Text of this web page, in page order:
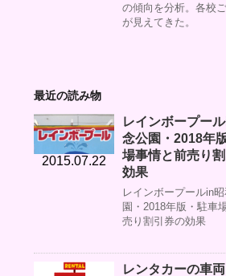
の傾向を分析。各校
が見えてきた。
最近の読み物
2015.07.22
レインボープー
念公園・2018年
場事情と前売り
効果
レインボープールin
園・2018年版・駐車
売り割引券の効果
レンタカーの車